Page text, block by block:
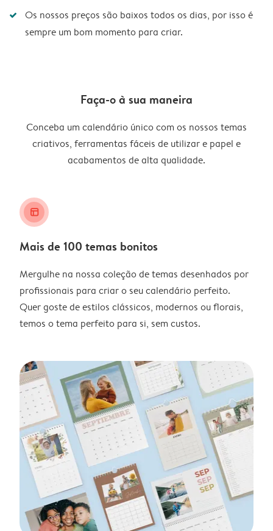
Os nossos preços são baixos todos os dias, por isso é
sempre um bom momento para criar.
Faça-o à sua maneira
Conceba um calendário único com os nossos temas
criativos, ferramentas fáceis de utilizar e papel e
acabamentos de alta qualidade.
layout_alt
Mais de 100 temas bonitos
Mergulhe na nossa coleção de temas desenhados por
profissionais para criar o seu calendário perfeito.
Quer goste de estilos clássicos, modernos ou florais,
temos o tema perfeito para si, sem custos.